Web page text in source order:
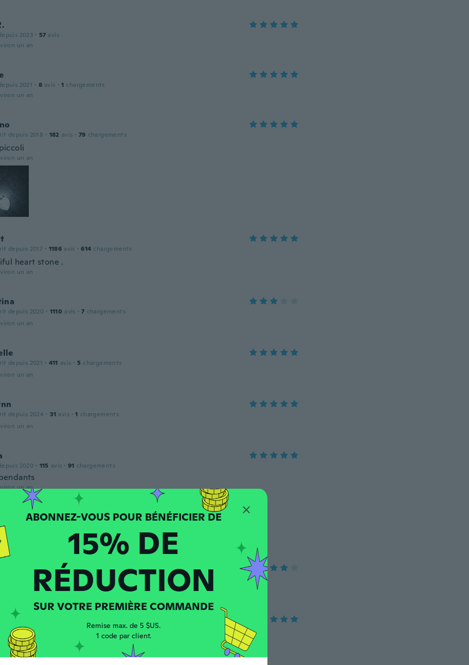
2023 · 57 avis
un an
2021 · 8 avis · 1 chargements
un an
depuis 2018 · 182 avis · 79 chargements
un an
depuis 2017 · 1186 avis · 614 chargements
heart stone .
un an
depuis 2020 · 1110 avis · 7 chargements
un an
depuis 2021 · 411 avis · 5 chargements
un an
depuis 2024 · 31 avis · 1 chargements
un an
2020 · 115 avis · 91 chargements
un an
depuis 2017 · 231
avis
un an
depuis 2016
chargements
un an
15% DE
RÉDUCTION
SUR VOTRE PREMIÈRE COMMANDE
Remise max. de 5 $US.
1 code par client.